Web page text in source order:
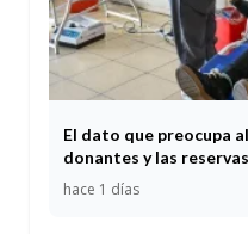
El dato que preocupa
donantes y las
hace 1 días